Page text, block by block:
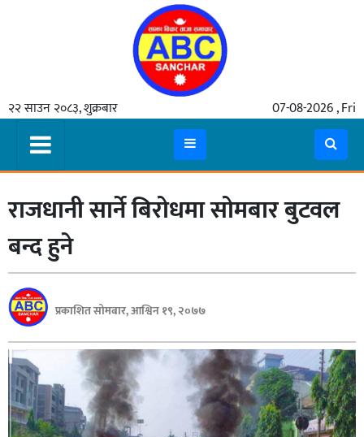
२२ साउन २०८३, शुक्रबार 07-08-2026 , Fri
समाचार
मुख्य
समाचार
कुटनीती
अर्थ
रसरङ्ग
यौन/
स्वास्थ्य
भिडियो
बिशेष
भिडियो
राजधानी सार्ने बिरोधमा सोमबार बुटवल
बन्द हुने
प्रकाशित सोमबार, आश्विन १९, २०७७